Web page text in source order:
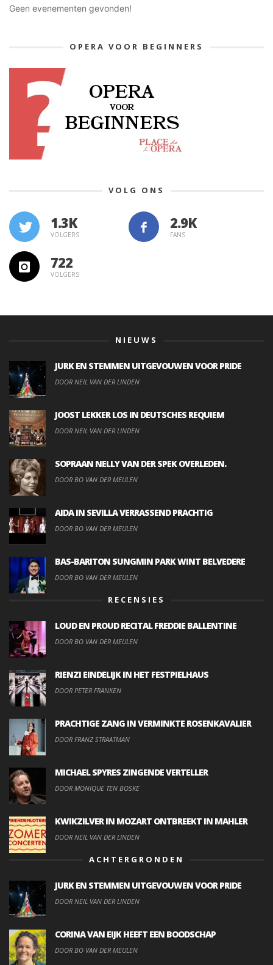
Geen evenementen gevonden!
OPERA VOOR BEGINNERS
VOLG ONS
1.3K
VOLGERS FANS
722
VOLGERS
NIEUWS
JURK EN STEMMEN UITGEVOUWEN VOOR PRIDE
DOOR NEIL VAN DER LINDEN
JOOST LEKKER LOS IN DEUTSCHES REQUIEM
DOOR NEIL VAN DER LINDEN
SOPRAAN NELLY VAN DER SPEK OVERLEDEN.
DOOR BO VAN DER MEULEN
AIDA IN SEVILLA VERRASSEND PRACHTIG
DOOR BO VAN DER MEULEN
BAS-BARITON SUNGMIN PARK WINT BELVEDERE
DOOR BO VAN DER MEULEN
RECENSIES
LOUD EN PROUD RECITAL FREDDIE BALLENTINE
DOOR BO VAN DER MEULEN
RIENZI EINDELIJK IN HET FESTPIELHAUS
DOOR PETER FRANKEN
PRACHTIGE ZANG IN VERMINKTE ROSENKAVALIER
DOOR FRANZ STRAATMAN
MICHAEL SPYRES ZINGENDE VERTELLER
DOOR MONIQUE TEN BOSKE
KWIKZILVER IN MOZART ONTBREEKT IN MAHLER
DOOR NEIL VAN DER LINDEN
ACHTERGRONDEN
JURK EN STEMMEN UITGEVOUWEN VOOR PRIDE
DOOR NEIL VAN DER LINDEN
CORINA VAN EIJK HEEFT EEN BOODSCHAP
DOOR BO VAN DER MEULEN